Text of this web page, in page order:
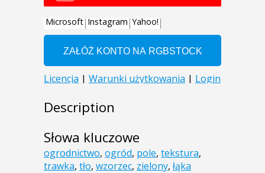
Description
Słowa kluczowe
ogrodnictwo, ogród, pole, tekstura,
trawka, tło, wzorzec, zielony, łąka